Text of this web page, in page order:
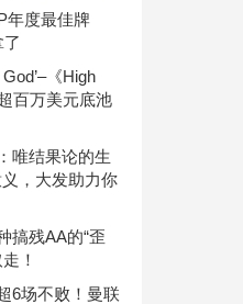
年度最佳牌
《High
百万美元底池
唯结果论的生
，大发助力你
搞残AA的“歪
！
6场不败！曼联